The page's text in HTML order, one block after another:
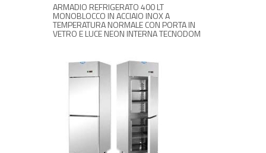
ARMADIO REFRIGERATO 400 LT
MONOBLOCCO IN ACCIAIO INOX A
TEMPERATURA NORMALE CON PORTA IN
VETRO E LUCE NEON INTERNA TECNODOM
RICHIEDI INFORMAZIONI